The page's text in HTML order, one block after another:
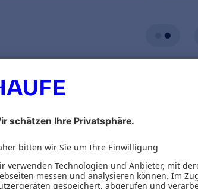
Inhaltsverzeichnis